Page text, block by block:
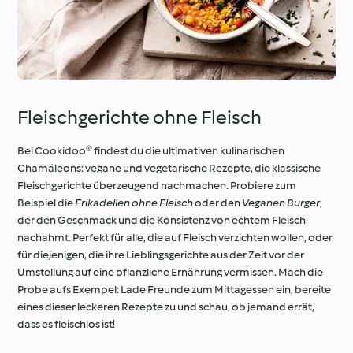
Fleischgerichte ohne Fleisch
Bei Cookidoo® findest du die ultimativen kulinarischen
Chamäleons: vegane und vegetarische Rezepte, die klassische
Fleischgerichte überzeugend nachmachen. Probiere zum
Beispiel dieFrikadellen ohne Fleischoder denVeganen Burger,
der den Geschmack und die Konsistenz von echtem Fleisch
nachahmt. Perfekt für alle, die auf Fleisch verzichten wollen, oder
für diejenigen, die ihre Lieblingsgerichte aus der Zeit vor der
Umstellung auf eine pflanzliche Ernährung vermissen. Mach die
Probe aufs Exempel: Lade Freunde zum Mittagessen ein, bereite
eines dieser leckeren Rezepte zu und schau, ob jemand errät,
dass es fleischlos ist!